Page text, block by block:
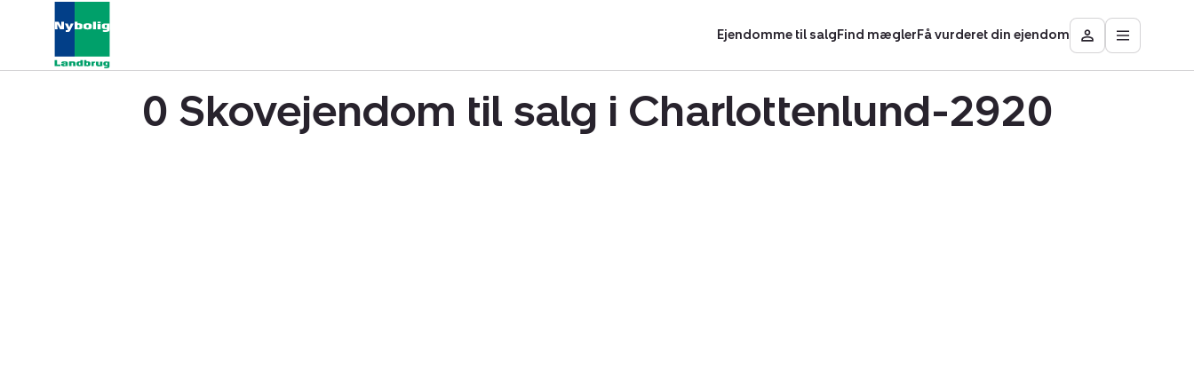
Ejendomme til salgFind mæglerFå vurderet din ejendom
Besøg
Mit
Åbn
0 Skovejendom til salg i Charlottenlund-2920